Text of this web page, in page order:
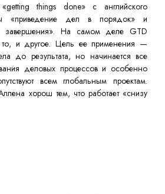
things done» с английского
«приведение дел в порядок» и
На самом деле GTD
то, и другое. Цель ее применения —
до результата, но начинается все
деловых процессов и особенно
всем глобальным проектам.
хорош тем, что работает «снизу